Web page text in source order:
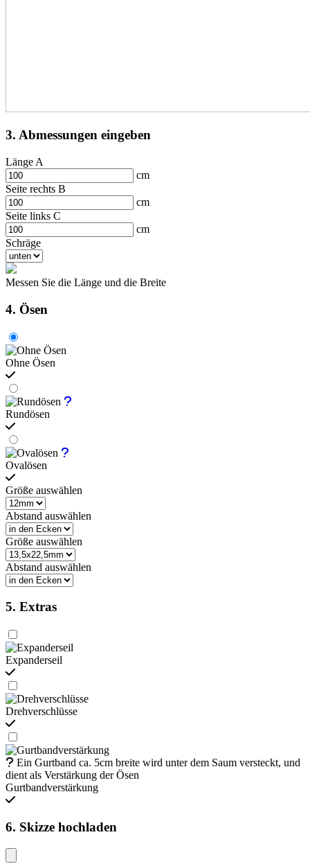
3. Abmessungen eingeben
Länge A
cm
Seite rechts B
cm
Seite links C
cm
Schräge
Messen Sie die Länge und die Breite
4. Ösen
Ohne Ösen
Rundösen
Ovalösen
Größe auswählen
Abstand auswählen
Größe auswählen
Abstand auswählen
5. Extras
Expanderseil
Drehverschlüsse
Ein Gurtband ca. 5cm breite wird unter dem Saum versteckt, und
dient als Verstärkung der Ösen
Gurtbandverstärkung
6. Skizze hochladen